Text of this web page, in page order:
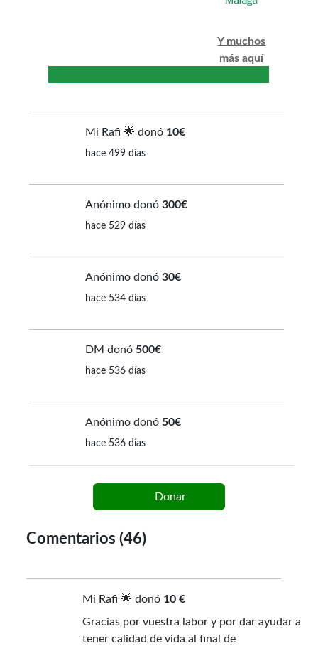
Y muchos
más aquí
Mi Rafi 🌟 donó 10€
hace 499 días
Anónimo donó 300€
hace 529 días
Anónimo donó 30€
hace 534 días
DM donó 500€
hace 536 días
Anónimo donó 50€
hace 536 días
Donar
Comentarios (46)
Mi Rafi 🌟 donó 10 €
Gracias por vuestra labor y por dar ayudar a
tener calidad de vida al final de